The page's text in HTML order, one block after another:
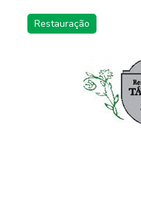
Restauração